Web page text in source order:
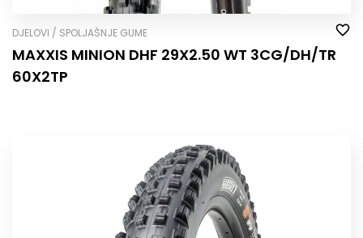
DJELOVI / SPOLJAŠNJE GUME
MAXXIS MINION DHF 29X2.50 WT 3CG/DH/TR
60X2TP